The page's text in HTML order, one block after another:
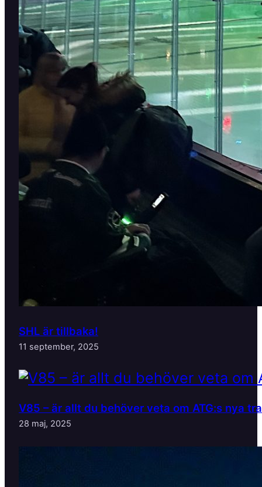
SHL är tillbaka!
11 september, 2025
V85 – är allt du behöver veta om ATG:s nya
28 maj, 2025